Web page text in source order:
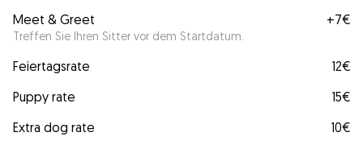
Meet & Greet
Treffen Sie Ihren Sitter vor dem Startdatum.
+7€
Feiertagsrate
12€
Puppy rate
15€
Extra dog rate
10€